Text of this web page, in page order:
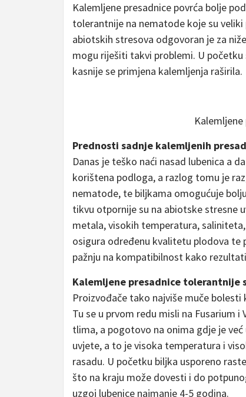
Kalemljene presadnice povrća bolje
tolerantnije na nematode koje su
abiotskih stresova odgovoran je za
mogu riješiti takvi problemi. U
kasnije se primjena kalemljenja raširila.
Prednosti sadnje kalemljenih
Danas je teško naći nasad lubenica a
korištena podloga, a razlog tomu je
nematode, te biljkama omogućuje
tikvu otpornije su na abiotske stresne
metala, visokih temperatura,
osigura određenu kvalitetu plodova
pažnju na kompatibilnost kako
Kalemljene presadnice tolerantnije
Proizvođače tako najviše muče
Tu se u prvom redu misli na Fusarium
tlima, a pogotovo na onima gdje je
uvjete, a to je visoka temperatura i
rasadu. U početku biljka usporeno
što na kraju može dovesti i do
uzgoj lubenice najmanje 4-5 godina.